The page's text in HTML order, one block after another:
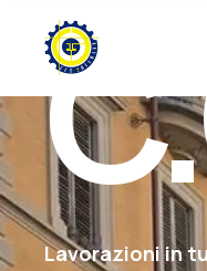
Lavorazioni in